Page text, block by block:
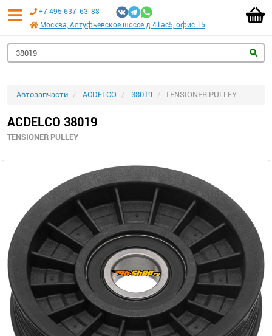
+7 495 637-63-88
Москва, Алтуфьевское шоссе д 41ас5, офис 15
Автозапчасти ACDELCO 38019 TENSIONER PULLEY
ACDELCO 38019
TENSIONER PULLEY